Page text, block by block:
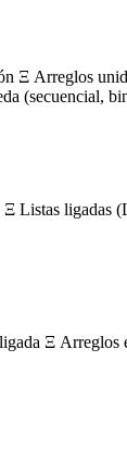
Ξ Arreglos
(secuencial,
Listas
Ξ